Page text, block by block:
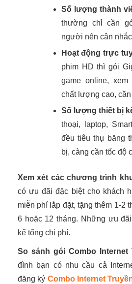
Số lượng thành
thường chỉ cần
người nên cân
Hoạt động trực
phim HD thì gói
game online,
chất lượng cao,
Số lượng thiết bị
thoại, laptop,
đều tiêu thụ băng
bị, càng cần tốc độ
Xem xét các chương trình
có ưu đãi đặc biệt cho khách
miễn phí lắp đặt, tặng thêm 1-2
6 hoặc 12 tháng. Những ưu
kể tổng chi phí.
So sánh gói Combo Internet
đình bạn có nhu cầu cả
đăng ký Combo Internet